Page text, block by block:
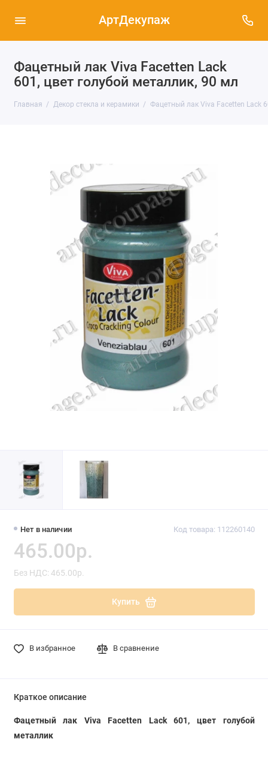
АртДекупаж
Фацетный лак Viva Facetten Lack
601, цвет голубой металлик, 90 мл
Главная Декор стекла и керамики Фацетный лак Viva Facetten Lack
Нет в наличии Код товара: 112260140
465.00р.
Без НДС: 465.00р.
Купить
В избранное В сравнение
Краткое описание
Фацетный лак Viva Facetten Lack 601, цвет голубой
металлик